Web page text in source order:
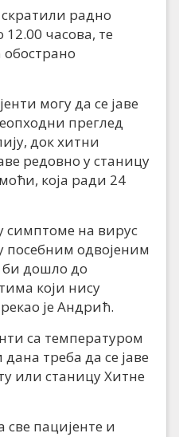
радно
часова, те
могу да се јаве
преглед
док хитни
редовно у станицу
која ради 24
симптоме на вирус
посебним одвојеним
би дошло до
који нису
је Андрић.
са температуром
треба да се јаве
или станицу Хитне
све пацијенте и